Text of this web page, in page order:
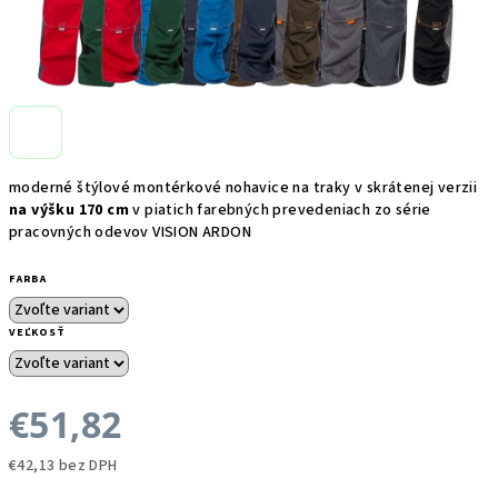
moderné štýlové montérkové nohavice na traky v skrátenej verzii
na výšku 170 cmv piatich farebných prevedeniach zo série
pracovných odevov VISION ARDON
FARBA
VEĽKOSŤ
€51,82
€42,13 bez DPH